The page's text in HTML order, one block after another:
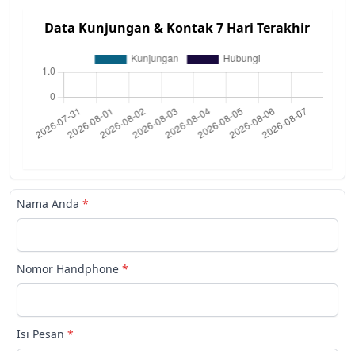
Data Kunjungan & Kontak 7 Hari Terakhir
Nama Anda *
Nomor Handphone *
Isi Pesan *